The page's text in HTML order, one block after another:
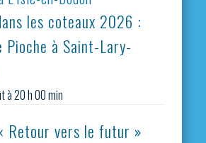
les coteaux 2026 :
Pioche à Saint-Lary-
à 20 h 00 min
Retour vers le futur »